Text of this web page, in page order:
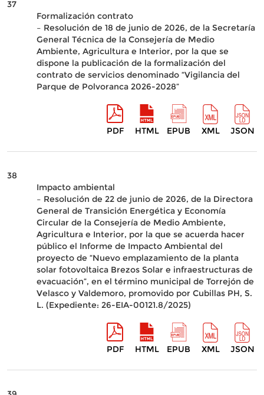
37
Formalización contrato
– Resolución de 18 de junio de 2026, de la Secretaría
General Técnica de la Consejería de Medio
Ambiente, Agricultura e Interior, por la que se
dispone la publicación de la formalización del
contrato de servicios denominado “Vigilancia del
Parque de Polvoranca 2026-2028”
PDF HTML EPUB XML JSON
38
Impacto ambiental
– Resolución de 22 de junio de 2026, de la Directora
General de Transición Energética y Economía
Circular de la Consejería de Medio Ambiente,
Agricultura e Interior, por la que se acuerda hacer
público el Informe de Impacto Ambiental del
proyecto de “Nuevo emplazamiento de la planta
solar fotovoltaica Brezos Solar e infraestructuras de
evacuación”, en el término municipal de Torrejón de
Velasco y Valdemoro, promovido por Cubillas PH, S.
L. (Expediente: 26-EIA-00121.8/2025)
PDF HTML EPUB XML JSON